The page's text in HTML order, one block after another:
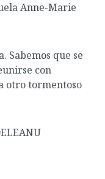
Anne-Marie
Sabemos que se
con
otro tormentoso